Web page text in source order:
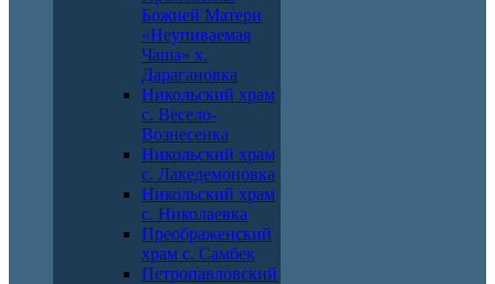
Божией Матери
«Неупиваемая
Чаша» х.
Дарагановка
Никольский храм
с. Весело-
Вознесенка
Никольский храм
с. Лакедемоновка
Никольский храм
с. Николаевка
Преображенский
храм с. Самбек
Петропавловский